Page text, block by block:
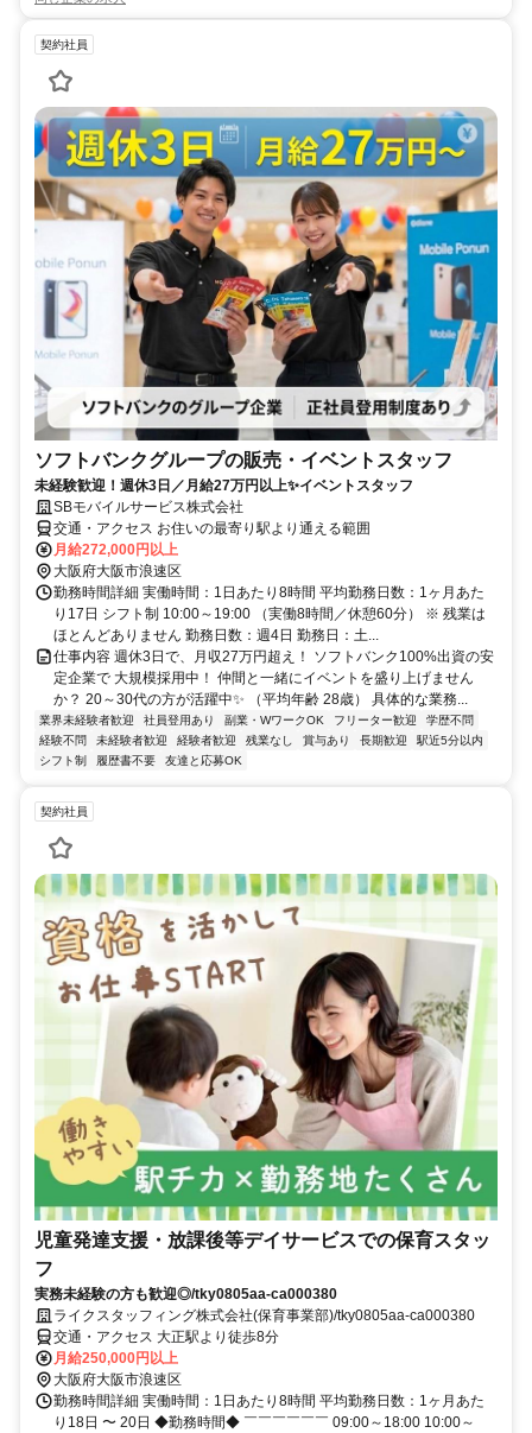
契約社員
ソフトバンクグループの販売・イベントスタッフ
未経験歓迎！週休3日／月給27万円以上✨イベントスタッフ
SBモバイルサービス株式会社
交通・アクセス お住いの最寄り駅より通える範囲
月給272,000円以上
大阪府大阪市浪速区
勤務時間詳細 実働時間：1日あたり8時間 平均勤務日数：1ヶ月あた
り17日 シフト制 10:00～19:00 （実働8時間／休憩60分） ※ 残業は
ほとんどありません 勤務日数：週4日 勤務日：土...
仕事内容 週休3日で、月収27万円超え！ ソフトバンク100%出資の安
定企業で 大規模採用中！ 仲間と一緒にイベントを盛り上げません
か？ 20～30代の方が活躍中✨ （平均年齢 28歳） 具体的な業務...
業界未経験者歓迎 社員登用あり 副業・WワークOK フリーター歓迎
学歴不問
経験不問
未経験者歓迎 経験者歓迎 残業なし 賞与あり 長期歓迎
駅近5分以内
シフト制
履歴書不要 友達と応募OK
契約社員
児童発達支援・放課後等デイサービスでの保育スタッ
フ
実務未経験の方も歓迎◎/tky0805aa-ca000380
ライクスタッフィング株式会社(保育事業部)/tky0805aa-ca000380
交通・アクセス 大正駅より徒歩8分
月給250,000円以上
大阪府大阪市浪速区
勤務時間詳細 実働時間：1日あたり8時間 平均勤務日数：1ヶ月あた
り18日 〜 20日 ◆勤務時間◆ ￣￣￣￣￣￣ 09:00～18:00 10:00～